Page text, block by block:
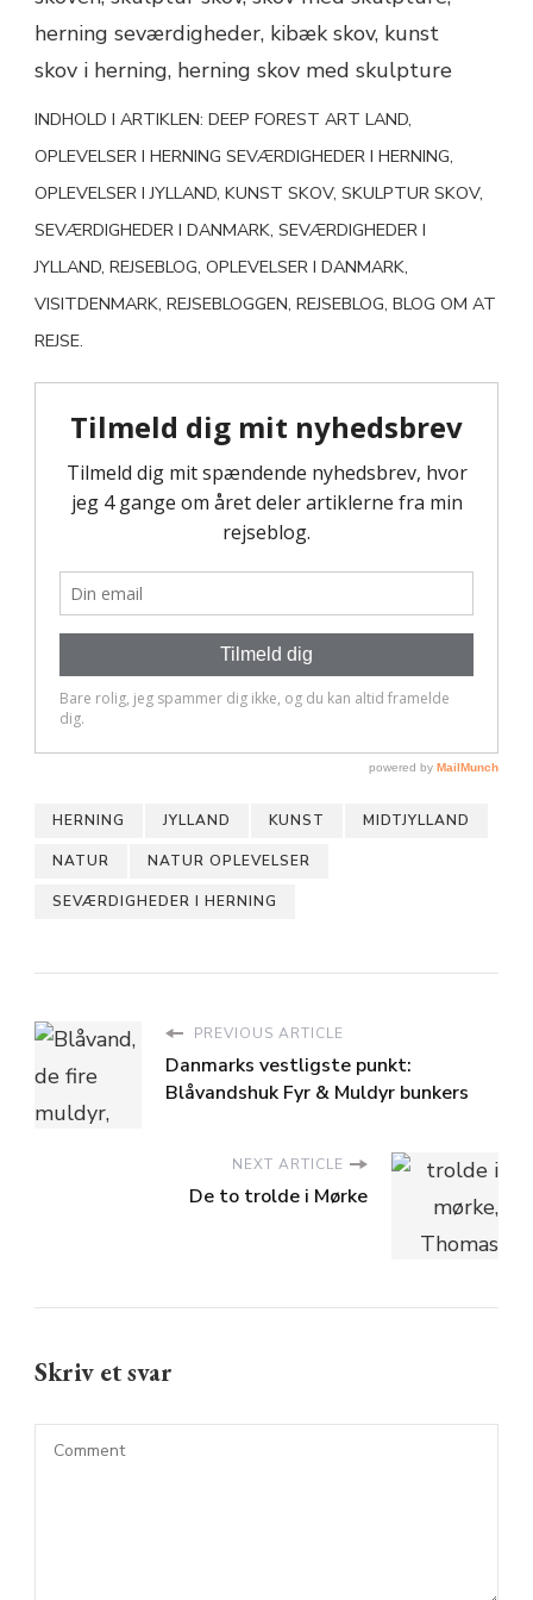
INDHOLD I ARTIKLEN: DEEP FOREST ART LAND,
OPLEVELSER I HERNING SEVÆRDIGHEDER I HERNING,
OPLEVELSER I JYLLAND, KUNST SKOV, SKULPTUR SKOV,
SEVÆRDIGHEDER I DANMARK, SEVÆRDIGHEDER I
JYLLAND, REJSEBLOG, OPLEVELSER I DANMARK,
VISITDENMARK, REJSEBLOGGEN, REJSEBLOG, BLOG OM AT
REJSE.
HERNING JYLLAND KUNST MIDTJYLLAND
NATUR NATUR OPLEVELSER
SEVÆRDIGHEDER I HERNING
PREVIOUS ARTICLE
Danmarks vestligste punkt:
Blåvandshuk Fyr & Muldyr bunkers
NEXT ARTICLE
De to trolde i Mørke
Skriv et svar